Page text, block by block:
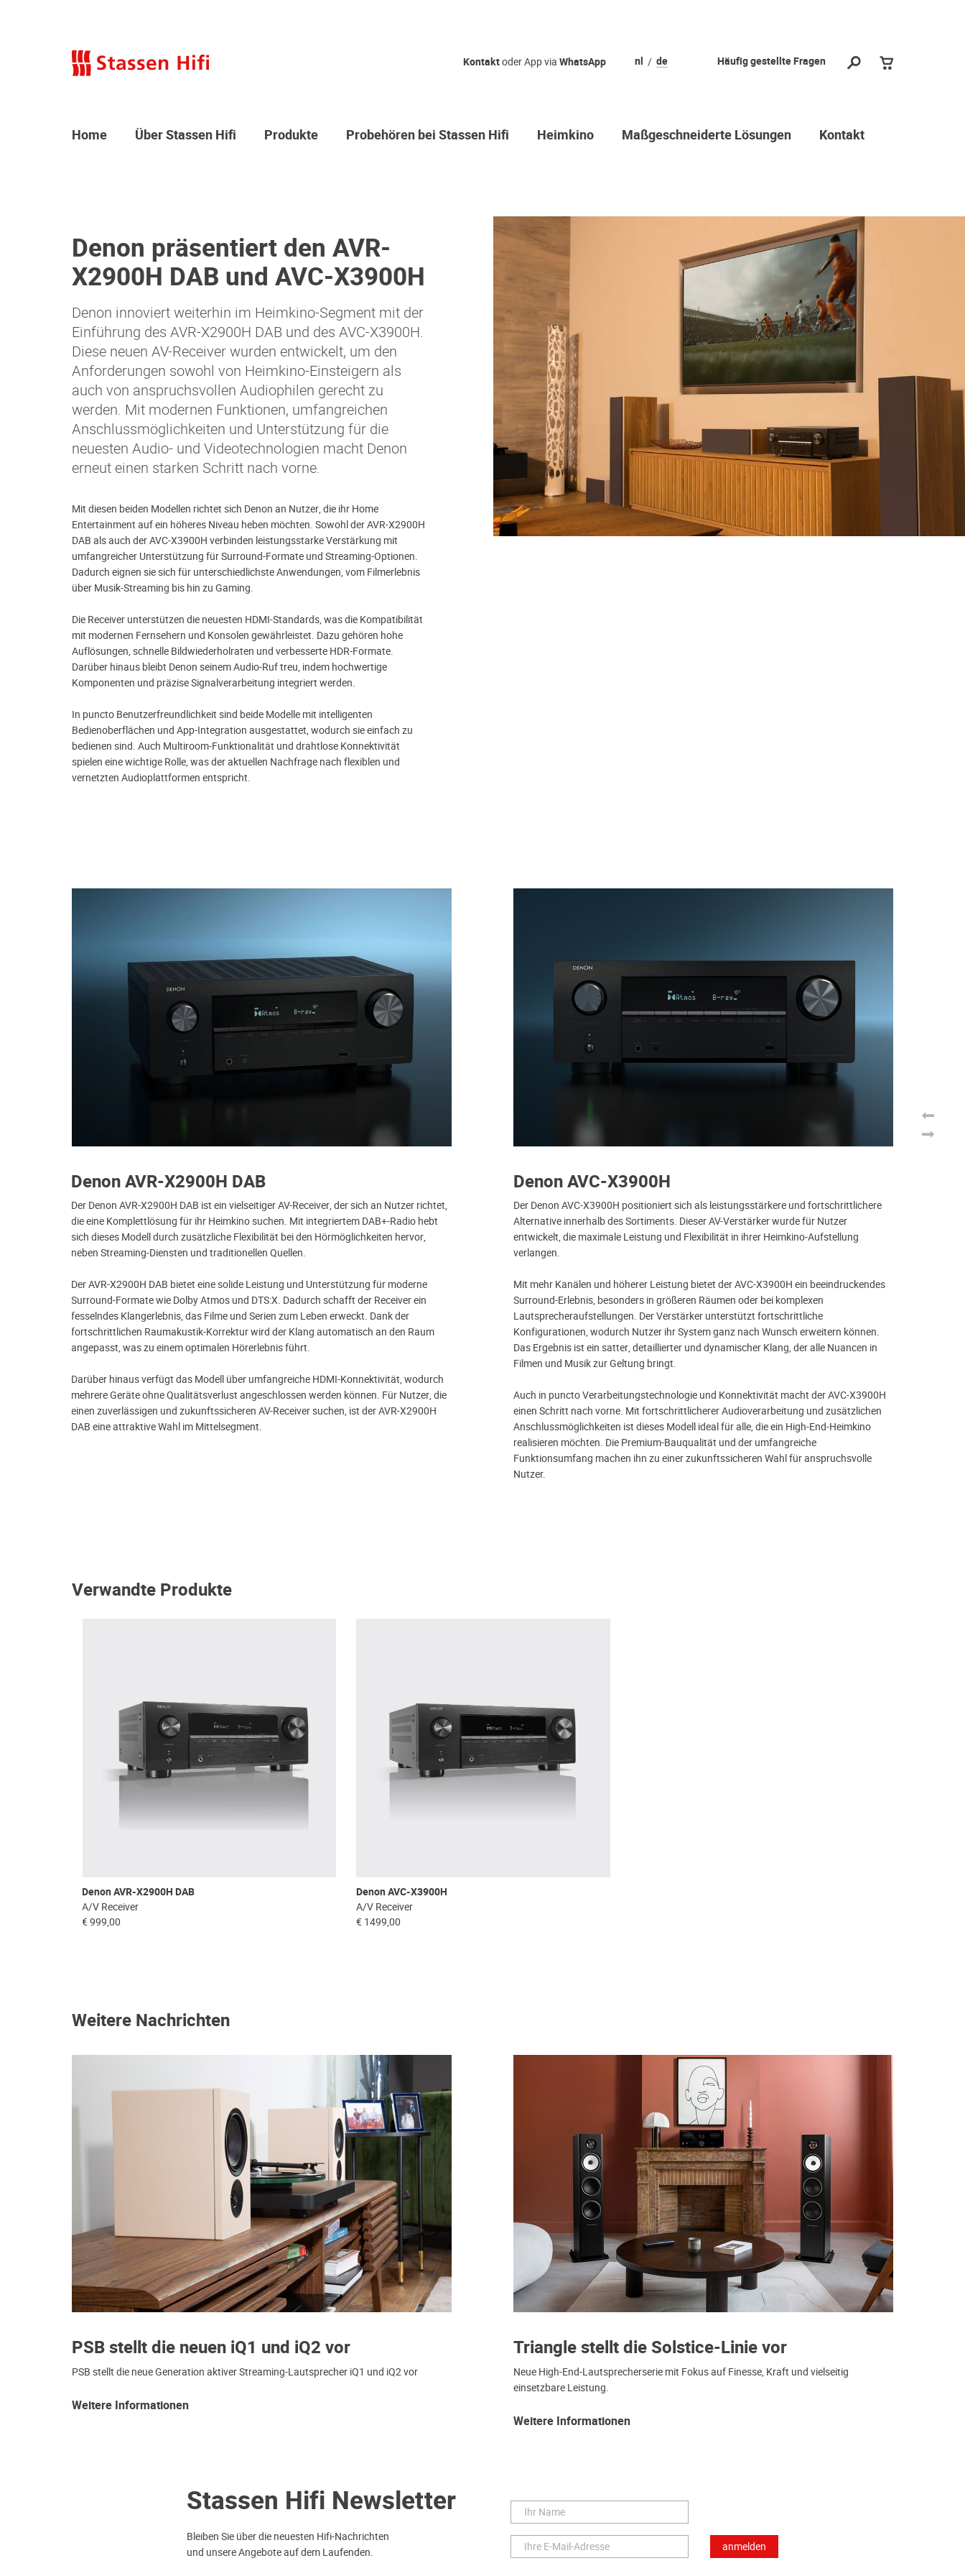
Häufig gestellte Fragen
nl de
Kontaktoder App via WhatsApp
Home Über Stassen Hifi Produkte Probehören bei Stassen Hifi Heimkino Maßgeschneiderte Lösungen Kontakt
Denon präsentiert den AVR-
X2900H DAB und AVC-X3900H
Denon innoviert weiterhin im Heimkino-Segment mit der
Einführung des AVR-X2900H DAB und des AVC-X3900H.
Diese neuen AV-Receiver wurden entwickelt, um den
Anforderungen sowohl von Heimkino-Einsteigern als
auch von anspruchsvollen Audiophilen gerecht zu
werden. Mit modernen Funktionen, umfangreichen
Anschlussmöglichkeiten und Unterstützung für die
neuesten Audio- und Videotechnologien macht Denon
erneut einen starken Schritt nach vorne.
Mit diesen beiden Modellen richtet sich Denon an Nutzer, die ihr Home
Entertainment auf ein höheres Niveau heben möchten. Sowohl der AVR-X2900H
DAB als auch der AVC-X3900H verbinden leistungsstarke Verstärkung mit
umfangreicher Unterstützung für Surround-Formate und Streaming-Optionen.
Dadurch eignen sie sich für unterschiedlichste Anwendungen, vom Filmerlebnis
über Musik-Streaming bis hin zu Gaming.
Die Receiver unterstützen die neuesten HDMI-Standards, was die Kompatibilität
mit modernen Fernsehern und Konsolen gewährleistet. Dazu gehören hohe
Auflösungen, schnelle Bildwiederholraten und verbesserte HDR-Formate.
Darüber hinaus bleibt Denon seinem Audio-Ruf treu, indem hochwertige
Komponenten und präzise Signalverarbeitung integriert werden.
In puncto Benutzerfreundlichkeit sind beide Modelle mit intelligenten
Bedienoberflächen und App-Integration ausgestattet, wodurch sie einfach zu
bedienen sind. Auch Multiroom-Funktionalität und drahtlose Konnektivität
spielen eine wichtige Rolle, was der aktuellen Nachfrage nach flexiblen und
vernetzten Audioplattformen entspricht.
Denon AVR-X2900H DAB
Der Denon AVR-X2900H DAB ist ein vielseitiger AV-Receiver, der sich an Nutzer richtet,
die eine Komplettlösung für ihr Heimkino suchen. Mit integriertem DAB+-Radio hebt
sich dieses Modell durch zusätzliche Flexibilität bei den Hörmöglichkeiten hervor,
neben Streaming-Diensten und traditionellen Quellen.
Der AVR-X2900H DAB bietet eine solide Leistung und Unterstützung für moderne
Surround-Formate wie Dolby Atmos und DTS:X. Dadurch schafft der Receiver ein
fesselndes Klangerlebnis, das Filme und Serien zum Leben erweckt. Dank der
fortschrittlichen Raumakustik-Korrektur wird der Klang automatisch an den Raum
angepasst, was zu einem optimalen Hörerlebnis führt.
Darüber hinaus verfügt das Modell über umfangreiche HDMI-Konnektivität, wodurch
mehrere Geräte ohne Qualitätsverlust angeschlossen werden können. Für Nutzer, die
einen zuverlässigen und zukunftssicheren AV-Receiver suchen, ist der AVR-X2900H
DAB eine attraktive Wahl im Mittelsegment.
Denon AVC-X3900H
Der Denon AVC-X3900H positioniert sich als leistungsstärkere und fortschrittlichere
Alternative innerhalb des Sortiments. Dieser AV-Verstärker wurde für Nutzer
entwickelt, die maximale Leistung und Flexibilität in ihrer Heimkino-Aufstellung
verlangen.
Mit mehr Kanälen und höherer Leistung bietet der AVC-X3900H ein beeindruckendes
Surround-Erlebnis, besonders in größeren Räumen oder bei komplexen
Lautsprecheraufstellungen. Der Verstärker unterstützt fortschrittliche
Konfigurationen, wodurch Nutzer ihr System ganz nach Wunsch erweitern können.
Das Ergebnis ist ein satter, detaillierter und dynamischer Klang, der alle Nuancen in
Filmen und Musik zur Geltung bringt.
Auch in puncto Verarbeitungstechnologie und Konnektivität macht der AVC-X3900H
einen Schritt nach vorne. Mit fortschrittlicherer Audioverarbeitung und zusätzlichen
Anschlussmöglichkeiten ist dieses Modell ideal für alle, die ein High-End-Heimkino
realisieren möchten. Die Premium-Bauqualität und der umfangreiche
Funktionsumfang machen ihn zu einer zukunftssicheren Wahl für anspruchsvolle
Nutzer.
Verwandte Produkte
Denon AVR-X2900H DAB
A/V Receiver
€ 999,00
Denon AVC-X3900H
A/V Receiver
€ 1499,00
Weitere Nachrichten
PSB stellt die neuen iQ1 und iQ2 vor
PSB stellt die neue Generation aktiver Streaming-Lautsprecher iQ1 und iQ2 vor
Weitere Informationen
Triangle stellt die Solstice-Linie vor
Neue High-End-Lautsprecherserie mit Fokus auf Finesse, Kraft und vielseitig
einsetzbare Leistung.
Weitere Informationen
Stassen Hifi Newsletter
Bleiben Sie über die neuesten Hifi-Nachrichten
und unsere Angebote auf dem Laufenden.